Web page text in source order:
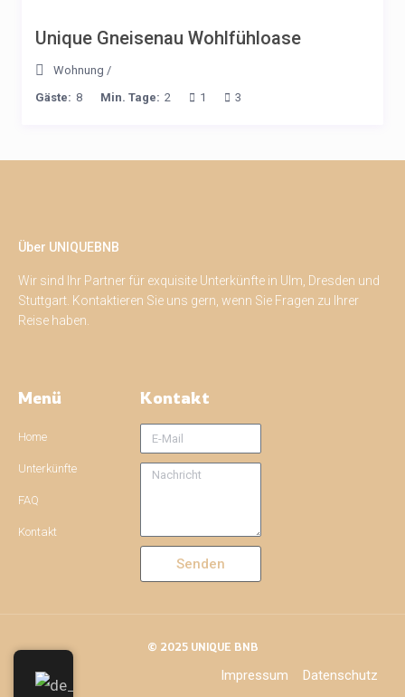
Unique Gneisenau Wohlfühloase
Wohnung /
Gäste: 8 Min. Tage: 2 1 3
Über UNIQUEBNB
Wir sind Ihr Partner für exquisite Unterkünfte in Ulm, Dresden und
Stuttgart. Kontaktieren Sie uns gern, wenn Sie Fragen zu Ihrer
Reise haben.
Menü
Home
Unterkünfte
FAQ
Kontakt
Kontakt
Senden
© 2025 UNIQUE BNB
Impressum Datenschutz